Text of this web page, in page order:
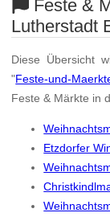
Feste &
Lutherstadt
Diese Übersicht
"Feste-und-
Feste & Märkte in
Etzdorfer